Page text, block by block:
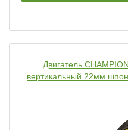
Двигатель
вертикальный 22мм